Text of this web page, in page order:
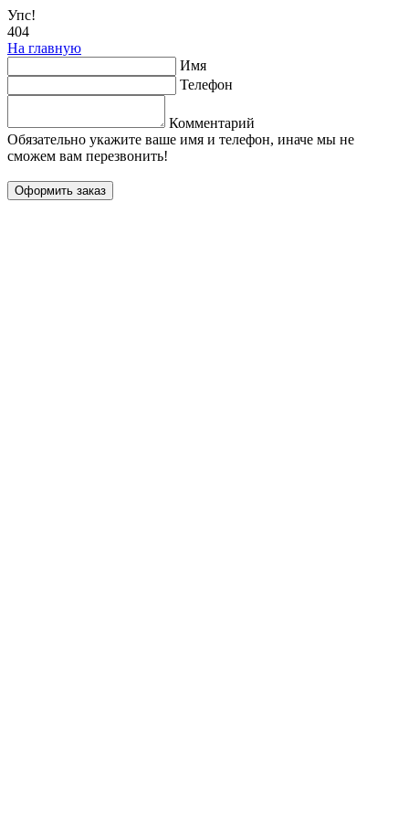
Упс!
404
На главную
Имя
Телефон
Комментарий
Обязательно укажите ваше имя и телефон, иначе мы не
сможем вам перезвонить!
Оформить заказ